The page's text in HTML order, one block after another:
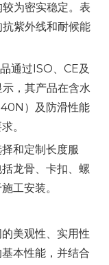
为密实稳定。表
紫外线和耐候能
通过ISO、CE及
，其产品在含水
）及防滑性能
。
和定制长度服
龙骨、卡扣、螺
工安装。
美观性、实用性
本性能，并结合